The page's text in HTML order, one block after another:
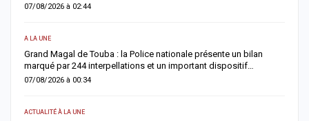
07/08/2026 à 02:44
A LA UNE
Grand Magal de Touba : la Police nationale présente un bilan
marqué par 244 interpellations et un important dispositif…
07/08/2026 à 00:34
ACTUALITÉ À LA UNE